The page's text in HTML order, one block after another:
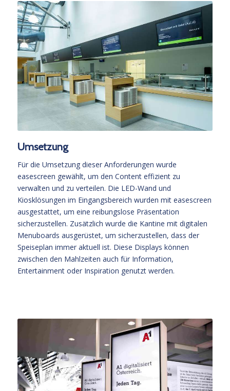
Umsetzung
Für die Umsetzung dieser Anforderungen wurde
easescreen gewählt, um den Content effizient zu
verwalten und zu verteilen. Die LED-Wand und
Kiosklösungen im Eingangsbereich wurden mit easescreen
ausgestattet, um eine reibungslose Präsentation
sicherzustellen. Zusätzlich wurde die Kantine mit digitalen
Menuboards ausgerüstet, um sicherzustellen, dass der
Speiseplan immer aktuell ist. Diese Displays können
zwischen den Mahlzeiten auch für Information,
Entertainment oder Inspiration genutzt werden.